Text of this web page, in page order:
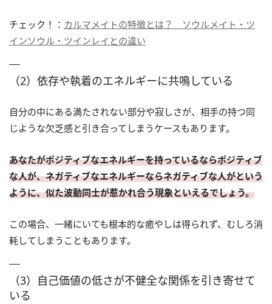
チェック！： カルマメイトの特徴とは？ ソウルメイト・ツ
インソウル・ツインレイとの違い
（2）依存や執着のエネルギーに共鳴している
自分の中にある満たされない部分や寂しさが、相手の持つ同
じような欠乏感と引き合ってしまうケースもあります。
あなたがポジティブなエネルギーを持っているならポジティブ
な人が、ネガティブなエネルギーならネガティブな人がという
ように、似た波動同士が惹かれ合う現象といえるでしょう。
この場合、一緒にいても根本的な癒やしは得られず、むしろ消
耗してしまうこともあります。
（3）自己価値の低さが不健全な関係を引き寄せて
いる